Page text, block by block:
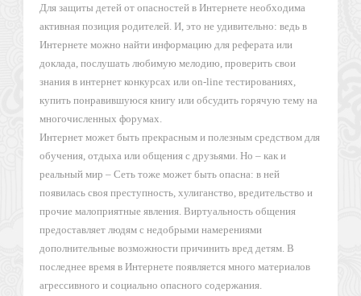
Для защиты детей от опасностей в Интернете необходима
активная позиция родителей. И, это не удивительно: ведь в
Интернете можно найти информацию для реферата или
доклада, послушать любимую мелодию, проверить свои
знания в интернет конкурсах или on-line тестированиях,
купить понравившуюся книгу или обсудить горячую тему на
многочисленных форумах.
Интернет может быть прекрасным и полезным средством для
обучения, отдыха или общения с друзьями. Но – как и
реальный мир – Сеть тоже может быть опасна: в ней
появилась своя преступность, хулиганство, вредительство и
прочие малоприятные явления. Виртуальность общения
предоставляет людям с недобрыми намерениями
дополнительные возможности причинить вред детям. В
последнее время в Интернете появляется много материалов
агрессивного и социально опасного содержания.